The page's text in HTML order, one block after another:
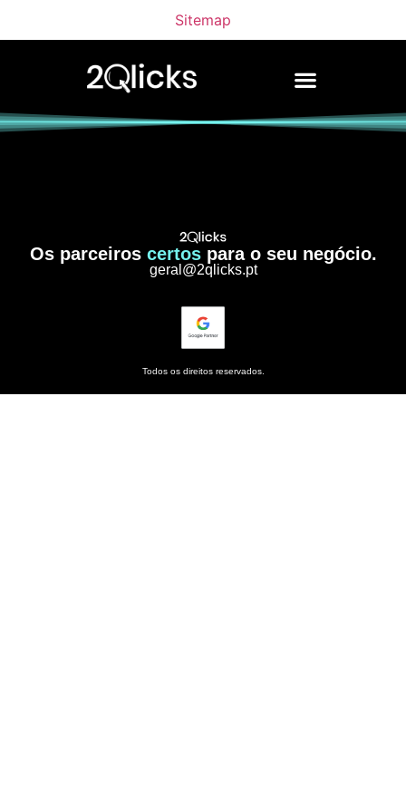
Sitemap
Os parceiros certospara o seu negócio.
geral@2qlicks.pt
Todos os direitos reservados.